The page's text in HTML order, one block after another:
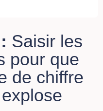
Saisir les
pour que
de chiffre